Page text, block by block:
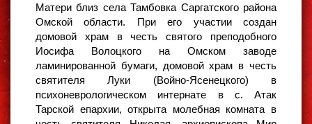
Матери близ села Тамбовка Саргатского района
Омской области. При его участии создан
домовой храм в честь святого преподобного
Иосифа Волоцкого на Омском заводе
ламинированной бумаги, домовой храм в честь
святителя Луки (Войно-Ясенецкого) в
психоневрологическом интернате в с. Атак
Тарской епархии, открыта молебная комната в